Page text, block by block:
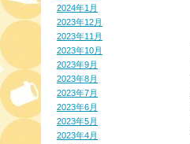
2024年1月
2023年12月
2023年11月
2023年10月
2023年9月
2023年8月
2023年7月
2023年6月
2023年5月
2023年4月